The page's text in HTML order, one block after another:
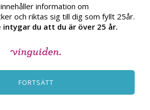
information om
och riktas sig till dig som fyllt 25år.
intygar du att du är över 25 år.
FORTSÄTT